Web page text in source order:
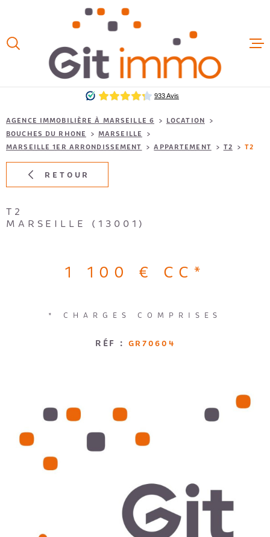
recherche
principal
VENTES
AGENCE IMMOBILIÈRE À MARSEILLE 6
LOCATION
BOUCHES DU RHONE
MARSEILLE
MARSEILLE 1ER ARRONDISSEMENT
APPARTEMENT T2 T2
RETOUR
T2
MARSEILLE (13001)
1 100 € CC*
* CHARGES COMPRISES
RÉF : GR70604
RECHERCHE
TYPE
TYPE
DE
BIEN
TYPE DE BIEN
BUDGET
Terrasse
Balcon
RECHERCHER